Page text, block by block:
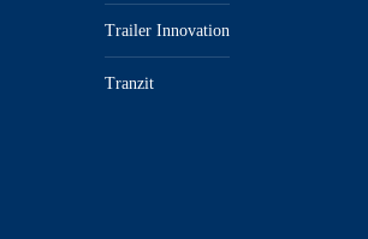
Trailer Innovation
Tranzit